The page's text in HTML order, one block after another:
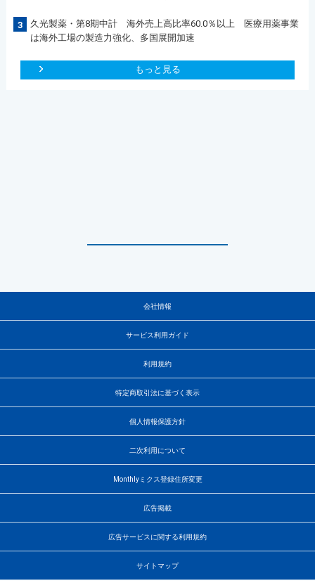
3
久光製薬・第8期中計 海外売上高比率60.0％以上 医療用薬事業
は海外工場の製造力強化、多国展開加速
もっと見る
会社情報
サービス利用ガイド
利用規約
特定商取引法に基づく表示
個人情報保護方針
二次利用について
Monthlyミクス登録住所変更
広告掲載
広告サービスに関する利用規約
サイトマップ